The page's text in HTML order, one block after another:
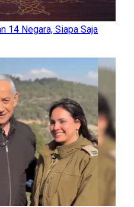
14 Negara, Siapa Saja